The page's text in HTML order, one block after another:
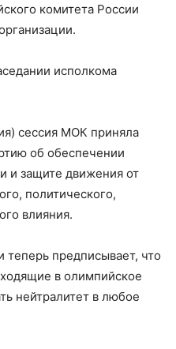
комитета России
исполкома
сессия МОК приняла
об обеспечении
и защите движения от
политического,
влияния.
теперь предписывает, что
в олимпийское
нейтралитет в любое